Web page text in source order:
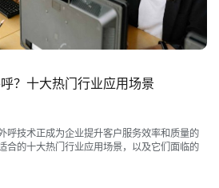
？十大热门行业应用场景
呼技术正成为企业提升客户服务效率和质量的
合的十大热门行业应用场景，以及它们面临的